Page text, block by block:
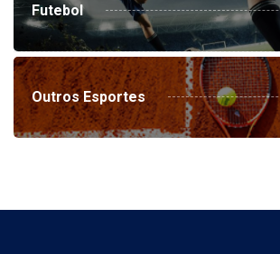
Futebol
Outros Esportes